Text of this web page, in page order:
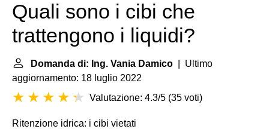
Quali sono i cibi che
trattengono i liquidi?
Domanda di: Ing. Vania Damico | Ultimo
aggiornamento: 18 luglio 2022
Valutazione: 4.3/5 (35 voti)
Ritenzione idrica: i cibi vietati